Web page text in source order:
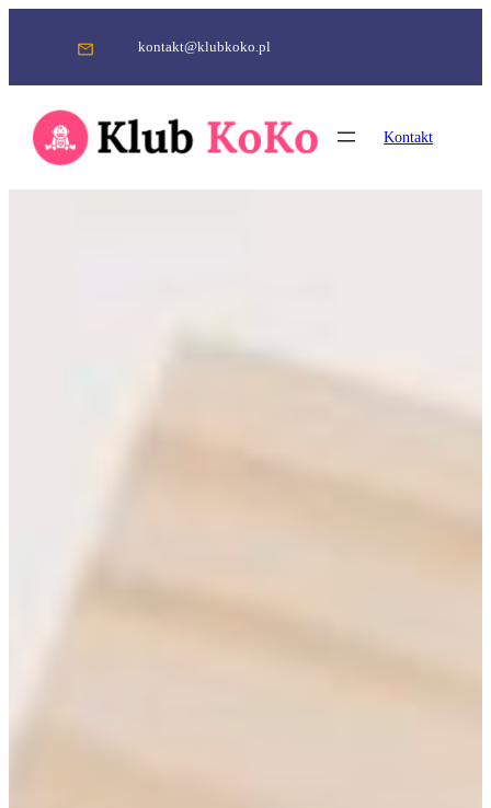
kontakt@klubkoko.pl
Kontakt